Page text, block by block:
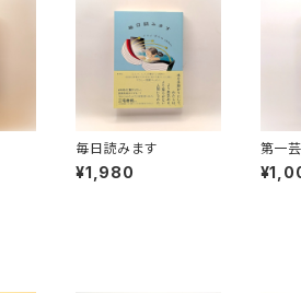
毎日読みます
¥1,980
第一
推し
1